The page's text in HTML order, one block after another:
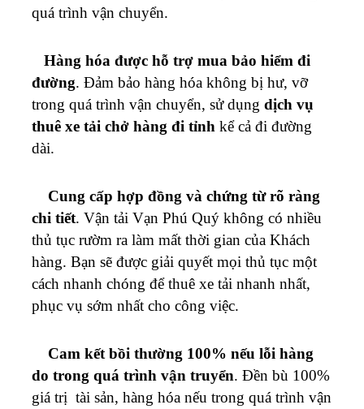
quá trình vận chuyển.
Hàng hóa được hỗ trợ mua bảo hiểm đi
đường. Đảm bảo hàng hóa không bị hư, vỡ
trong quá trình vận chuyển, sử dụng dịch vụ
thuê xe tải chở hàng đi tỉnh kể cả đi đường
dài.
Cung cấp hợp đồng và chứng từ rõ ràng
chi tiết. Vận tải Vạn Phú Quý không có nhiều
thủ tục rườm ra làm mất thời gian của Khách
hàng. Bạn sẽ được giải quyết mọi thủ tục một
cách nhanh chóng để thuê xe tải nhanh nhất,
phục vụ sớm nhất cho công việc.
Cam kết bồi thường 100% nếu lỗi hàng
do trong quá trình vận truyển. Đền bù 100%
giá trị tài sản, hàng hóa nếu trong quá trình vận